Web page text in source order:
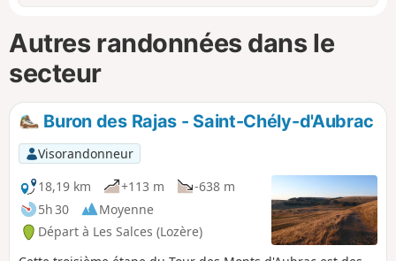
Autres randonnées dans le
secteur
Buron des Rajas - Saint-Chély-d'Aubrac
Visorandonneur
18,19 km
+113 m
-638 m
5h 30
Moyenne
Départ à Les Salces (Lozère)